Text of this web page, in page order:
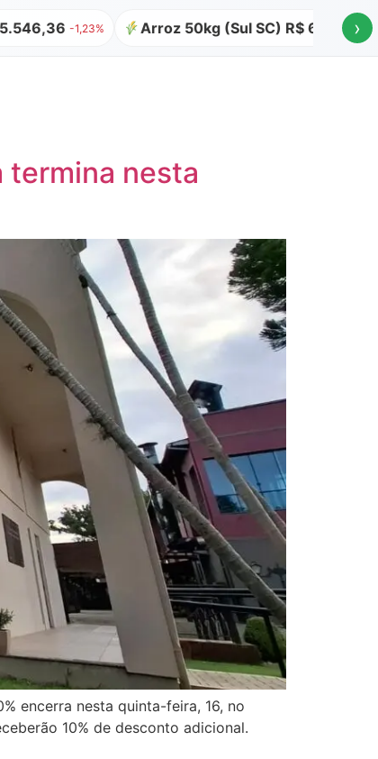
Arroz 50kg (Sul SC) R$ 64,00 ›
termina nesta
encerra nesta quinta-feira, 16, no
10% de desconto adicional.